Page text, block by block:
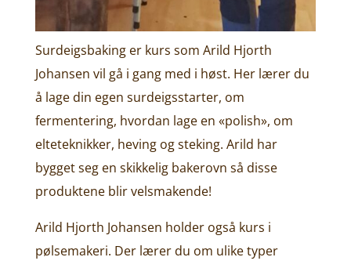
Surdeigsbaking er kurs som Arild Hjorth
Johansen vil gå i gang med i høst. Her lærer du
å lage din egen surdeigsstarter, om
fermentering, hvordan lage en «polish», om
elteteknikker, heving og steking. Arild har
bygget seg en skikkelig bakerovn så disse
produktene blir velsmakende!
Arild Hjorth Johansen holder også kurs i
pølsemakeri. Der lærer du om ulike typer